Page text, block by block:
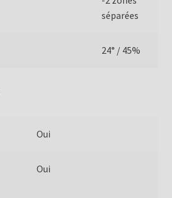
séparées
24° / 45%
Oui
Oui